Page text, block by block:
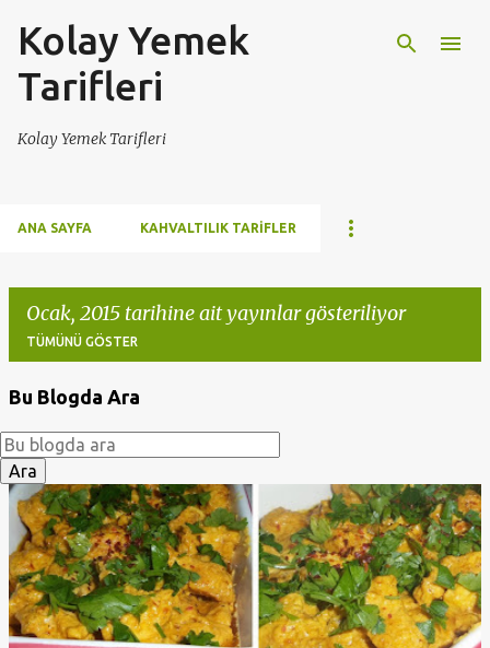
Ana içeriğe atla
Kolay Yemek
Tarifleri
Kolay Yemek Tarifleri
ANA SAYFA KAHVALTILIK TARIFLER
Ocak, 2015 tarihine ait yayınlar gösteriliyor
TÜMÜNÜ GÖSTER
a
y
a
r
Bu Blogda Ara